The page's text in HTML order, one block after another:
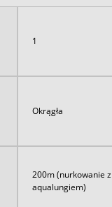
1
Okrągła
200m (nurkowanie z
aqualungiem)